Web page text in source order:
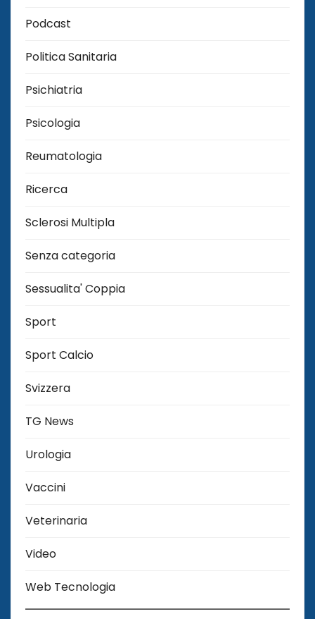
Podcast
Politica Sanitaria
Psichiatria
Psicologia
Reumatologia
Ricerca
Sclerosi Multipla
Senza categoria
Sessualita' Coppia
Sport
Sport Calcio
Svizzera
TG News
Urologia
Vaccini
Veterinaria
Video
Web Tecnologia